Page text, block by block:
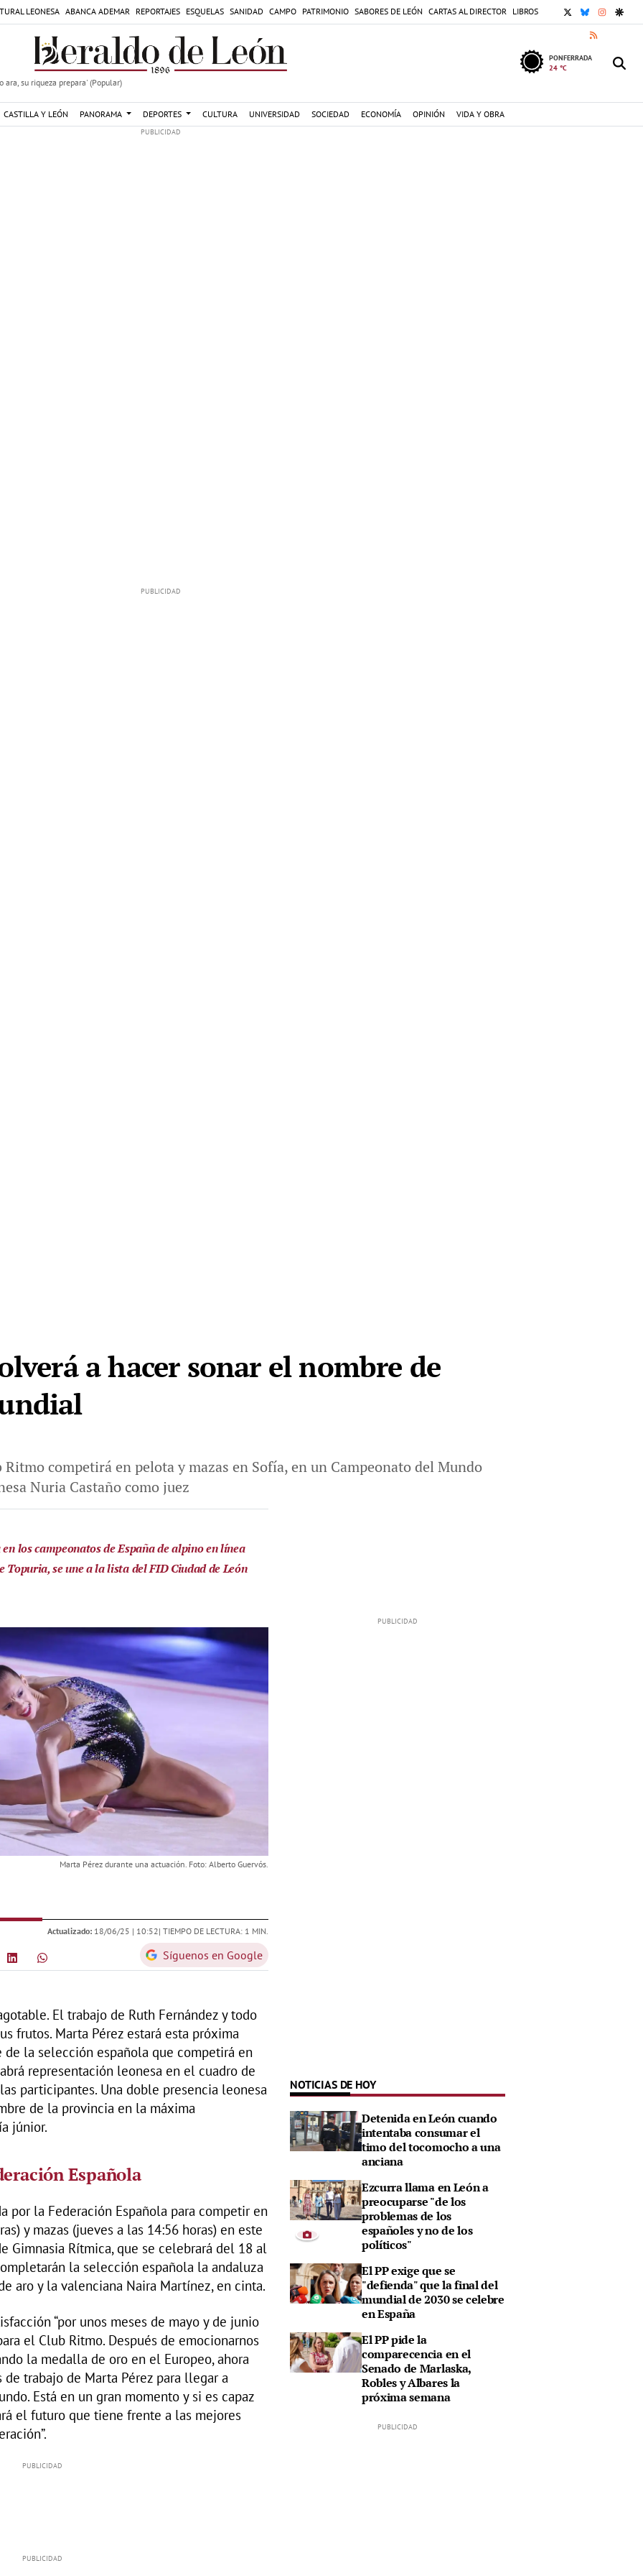
LEONESA ABANCA ADEMAR REPORTAJES ESQUELAS SANIDAD CAMPO PATRIMONIO SABORES DE LEÓN CARTAS AL DIRECTOR LIBROS X BLUESKY
RSS
ara, su riqueza prepara' (Popular)
PONFERRADA
24 °C
CASTILLA Y LEÓN PANORAMA DEPORTES CULTURA UNIVERSIDAD SOCIEDAD ECONOMÍA OPINIÓN VIDA Y OBRA
a hacer sonar el nombre de
competirá en pelota y mazas en Sofía, en un Campeonato del Mundo
Nuria Castaño como juez
los campeonatos de España de alpino en línea
se une a la lista del FID Ciudad de León
Marta Pérez durante una actuación. Foto: Alberto Guervós.
Actualizado: 18/06/25 | 10:52| TIEMPO DE LECTURA: 1 MIN.
Síguenos en Google
El trabajo de Ruth Fernández y todo
frutos. Marta Pérez estará esta próxima
de la selección española que competirá en
representación leonesa en el cuadro de
participantes. Una doble presencia leonesa
de la provincia en la máxima
júnior.
Española
por la Federación Española para competir en
y mazas (jueves a las 14:56 horas) en este
Gimnasia Rítmica, que se celebrará del 18 al
la selección española la andaluza
aro y la valenciana Naira Martínez, en cinta.
“por unos meses de mayo y de junio
el Club Ritmo. Después de emocionarnos
la medalla de oro en el Europeo, ahora
trabajo de Marta Pérez para llegar a
Está en un gran momento y si es capaz
el futuro que tiene frente a las mejores
NOTICIAS DE HOY
Detenida en León cuando
intentaba consumar el
timo del tocomocho a una
anciana
Ezcurra llama en León a
preocuparse "de los
problemas de los
españoles y no de los
políticos"
El PP exige que se
"defienda" que la final del
mundial de 2030 se celebre
en España
El PP pide la
comparecencia en el
Senado de Marlaska,
Robles y Albares la
próxima semana